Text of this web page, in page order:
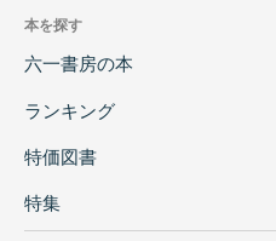
本を探す
六一書房の本
ランキング
特価図書
特集